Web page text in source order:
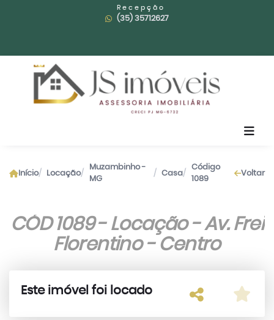
Recepção
(35) 35712627
Início Locação
Muzambinho -
MG
Casa
Código
1089
Voltar
CÓD 1089 - Locação - Av. Frei
Florentino - Centro
Este imóvel foi locado